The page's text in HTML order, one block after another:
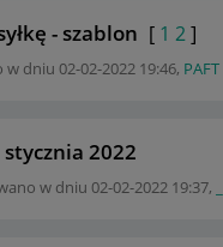
- szablon [ 1 2 ]
w dniu ‎02-02-2022 19:46, PAFT
stycznia 2022
w dniu ‎02-02-2022 19:37,